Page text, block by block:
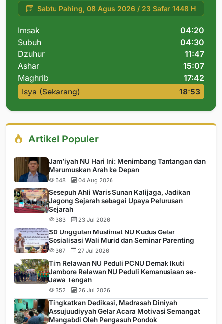
Sabtu Pahing, 08 Agus 2026 / 23 Safar 1448 H
Imsak
04:20
Subuh
04:30
Dzuhur
11:47
Ashar
15:07
Maghrib
17:42
Isya (Sekarang)
18:53
Artikel Populer
Jam’iyah NU Hari Ini: Menimbang Tantangan dan
Merumuskan Arah ke Depan
648 04 Aug 2026
Sesepuh Ahli Waris Sunan Kalijaga, Jadikan
Jagong Sejarah sebagai Upaya Pelurusan
Sejarah
383 23 Jul 2026
SD Unggulan Muslimat NU Kudus Gelar
Sosialisasi Wali Murid dan Seminar Parenting
367 27 Jul 2026
Tim Relawan NU Peduli PCNU Demak Ikuti
Jambore Relawan NU Peduli Kemanusiaan se-
Jawa Tengah
352 26 Jul 2026
Tingkatkan Dedikasi, Madrasah Diniyah
Assujuudiyyah Gelar Acara Motivasi Semangat
Mengabdi Oleh Pengasuh Pondok